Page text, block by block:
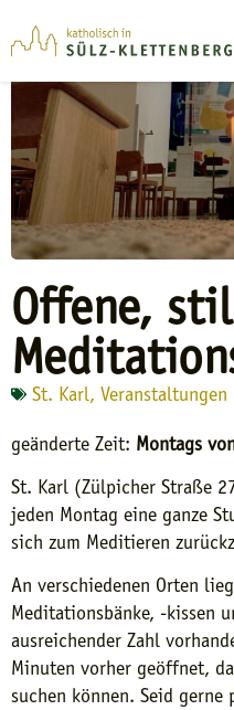
Offene,
St. Karl, Veranstaltungen
geänderte Zeit: Montags
St. Karl (Zülpicher Straße
jeden Montag eine ganze
sich zum Meditieren
An verschiedenen Orten
Meditationsbänke, -kissen
ausreichender Zahl
Minuten vorher geöffnet,
suchen können. Seid